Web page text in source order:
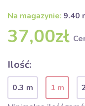
Na magazynie: 9.40
37,00zł
Ilość:
0.3 m 1 m